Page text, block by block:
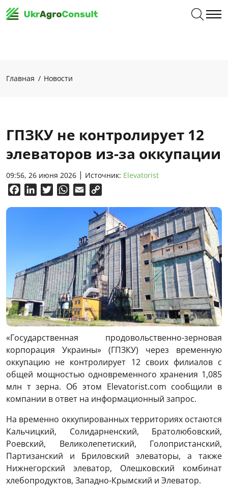
Главная Новости
ГПЗКУ не контролирует 12
элеваторов из-за оккупации
09:56, 26 июня 2026 Источник: Elevatorist
FacebookLinkedInTwitterWhatsApp
Email
«Государственная продовольственно-зерновая
корпорация Украины» (ГПЗКУ) через временную
оккупацию не контролирует 12 своих филиалов с
общей мощностью одновременного хранения 1,085
млн т зерна. Об этом Elevatorist.com сообщили в
компании в ответ на информационный запрос.
На временно оккупированных территориях остаются
Кальчицкий, Солидарненский, Братолюбовский,
Роевский, Великолепетиский, Голопристанский,
Партизанский и Бриловский элеваторы, а также
Нижнегорский элеватор, Олешковский комбинат
хлебопродуктов, Западно-Крымский и Элеватор.